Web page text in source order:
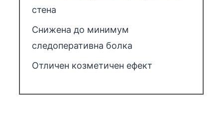
стена
Снижена до минимум
следоперативна болка
Отличен козметичен ефект